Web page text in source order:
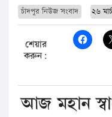
চাঁদপুর নিউজ সংবাদ ২৬
শেয়ার
করুন:
আজ মহান